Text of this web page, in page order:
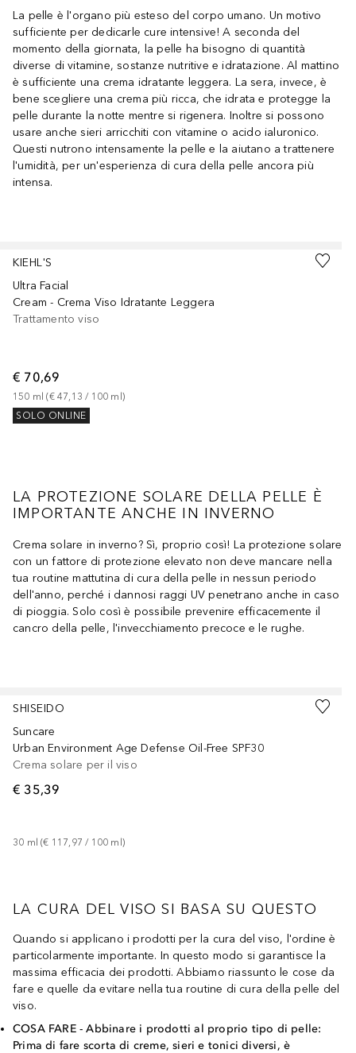
La pelle è l'organo più esteso del corpo umano. Un motivo
sufficiente per dedicarle cure intensive! A seconda del
momento della giornata, la pelle ha bisogno di quantità
diverse di vitamine, sostanze nutritive e idratazione. Al mattino
è sufficiente una crema idratante leggera. La sera, invece, è
bene scegliere una crema più ricca, che idrata e protegge la
pelle durante la notte mentre si rigenera. Inoltre si possono
usare anche sieri arricchiti con vitamine o acido ialuronico.
Questi nutrono intensamente la pelle e la aiutano a trattenere
l'umidità, per un'esperienza di cura della pelle ancora più
intensa.
KIEHL'S
Ultra Facial
Cream - Crema Viso Idratante Leggera
Trattamento viso
€ 70,69
150 ml (€ 47,13 / 100 ml )
SOLO ONLINE
LA PROTEZIONE SOLARE DELLA PELLE È
IMPORTANTE ANCHE IN INVERNO
Crema solare in inverno? Sì, proprio così! La protezione solare
con un fattore di protezione elevato non deve mancare nella
tua routine mattutina di cura della pelle in nessun periodo
dell'anno, perché i dannosi raggi UV penetrano anche in caso
di pioggia. Solo così è possibile prevenire efficacemente il
cancro della pelle, l'invecchiamento precoce e le rughe.
SHISEIDO
Suncare
Urban Environment Age Defense Oil-Free SPF30
Crema solare per il viso
€ 35,39
30 ml (€ 117,97 / 100 ml )
LA CURA DEL VISO SI BASA SU QUESTO
Quando si applicano i prodotti per la cura del viso, l'ordine è
particolarmente importante. In questo modo si garantisce la
massima efficacia dei prodotti. Abbiamo riassunto le cose da
fare e quelle da evitare nella tua routine di cura della pelle del
viso.
COSA FARE - Abbinare i prodotti al proprio tipo di pelle:
Prima di fare scorta di creme, sieri e tonici diversi, è